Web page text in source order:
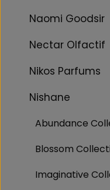
Naomi Goodsir
Nectar Olfactif
Nikos Parfums
Nishane
Abundance
Blossom
Imaginative